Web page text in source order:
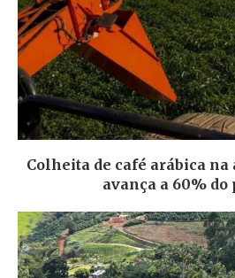
Colheita de café arábica na
avança a 60%